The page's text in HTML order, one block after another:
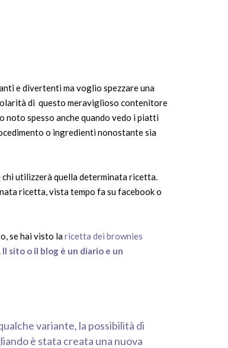
e divertenti ma voglio spezzare una
di questo meraviglioso contenitore
noto spesso anche quando vedo i piatti
o ingredienti nonostante sia
chi utilizzerà quella determinata ricetta.
ricetta, vista tempo fa su facebook o
se hai visto laricetta dei brownies
Il sito o il blog è un diario e un
variante, la possibilità di
è stata creata una nuova